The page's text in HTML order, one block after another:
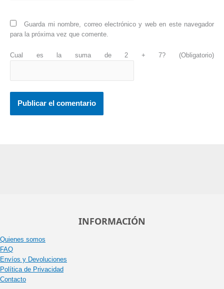
Guarda mi nombre, correo electrónico y web en este navegador
para la próxima vez que comente.
Cual es la suma de 2 + 7? (Obligatorio)
INFORMACIÓN
Quienes somos
FAQ
Envíos y Devoluciones
Política de Privacidad
Contacto